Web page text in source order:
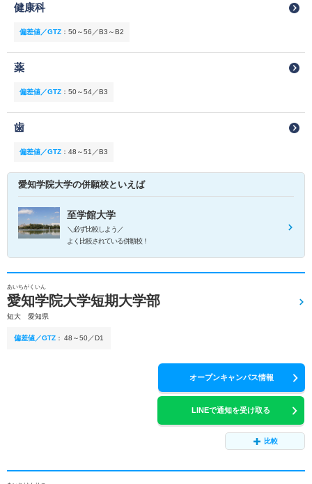
健康科
偏差値／GTZ ： 50～56／B3～B2
薬
偏差値／GTZ ： 50～54／B3
歯
偏差値／GTZ ： 48～51／B3
愛知学院大学の併願校といえば
至学館大学
＼必ず比較しよう／
よく比較されている併願校！
あいちがくいん
愛知学院大学短期大学部
短大 愛知県
偏差値／GTZ ： 48～50／D1
オープンキャンパス情報
LINEで通知を受け取る
比較